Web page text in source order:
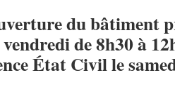
du bâtiment
de 8h30 à
État Civil le